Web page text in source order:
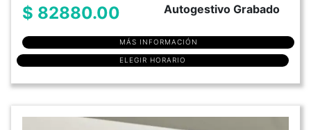
$ 82880.00 Autogestivo Grabado
MÁS INFORMACIÓN
ELEGIR HORARIO